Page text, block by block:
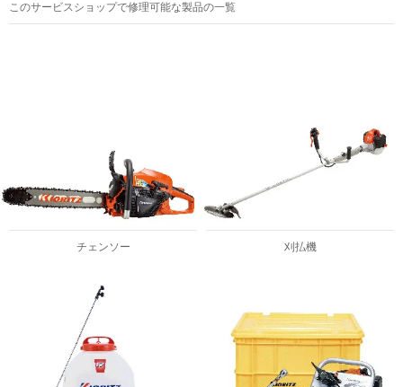
このサービスショップで修理可能な製品の一覧
チェンソー 刈払機